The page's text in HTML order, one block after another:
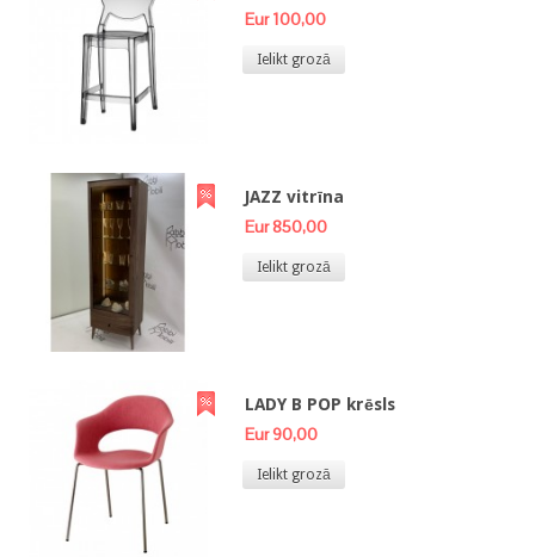
Eur 100,00
Ielikt grozā
JAZZ vitrīna
Eur 850,00
Ielikt grozā
LADY B POP krēsls
Eur 90,00
Ielikt grozā